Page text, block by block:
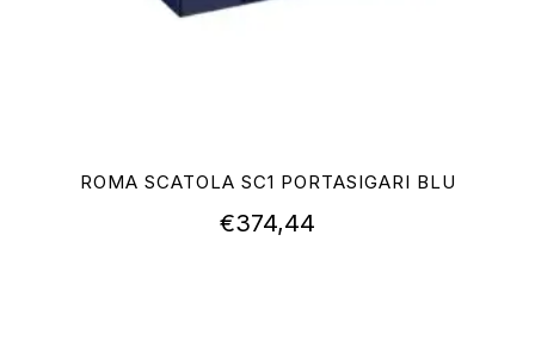
ROMA SCATOLA SC1 PORTASIGARI BLU
€374,44